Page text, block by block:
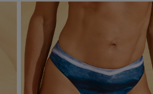
máquina de lavar, sabão
Secagem ideal: Não
sombra e evite a secadora.
Para cores vibrantes:
dicas acima para manter